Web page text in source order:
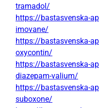
tramadol/
https://bastasvenska-
imovane/
https://bastasvenska-
oxycontin/
https://bastasvenska-
diazepam-valium/
https://bastasvenska-
suboxone/